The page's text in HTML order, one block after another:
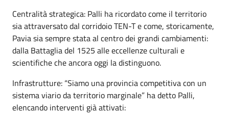
Centralità strategica: Palli ha ricordato come il territorio
sia attraversato dal corridoio TEN-T e come, storicamente,
Pavia sia sempre stata al centro dei grandi cambiamenti:
dalla Battaglia del 1525 alle eccellenze culturali e
scientifiche che ancora oggi la distinguono.
Infrastrutture: “Siamo una provincia competitiva con un
sistema viario da territorio marginale” ha detto Palli,
elencando interventi già attivati: